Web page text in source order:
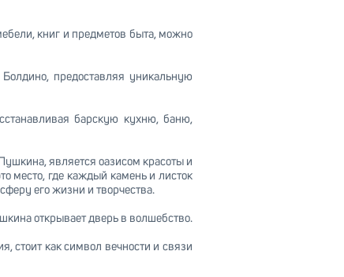
книг и предметов быта, можно
предоставляя уникальную
барскую кухню, баню,
является оазисом красоты и
место, где каждый камень и листок
его жизни и творчества.
открывает дверь в волшебство.
стоит как символ вечности и связи